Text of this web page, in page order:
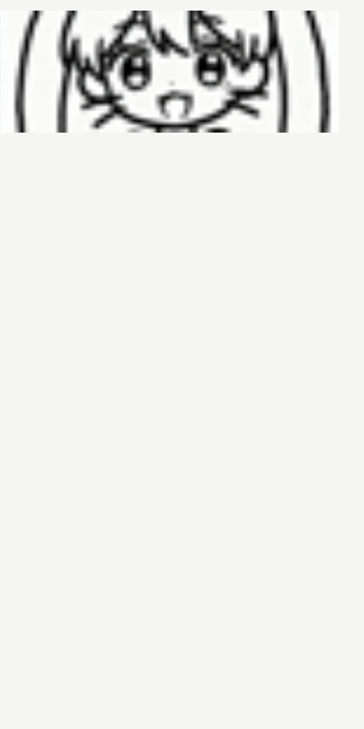
哈基榜
搜索
创建模板